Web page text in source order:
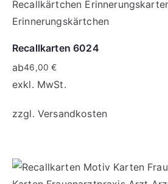
Recallkarten 6024
ab46,00€
exkl. MwSt.
zzgl. Versandkosten